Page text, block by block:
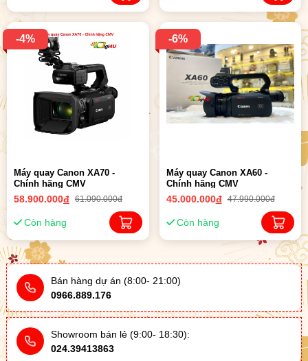
-4%
Máy quay Canon XA70 -
Chính hãng CMV
58.900.000đ 61.090.000đ
Còn hàng
-6%
Máy quay Canon XA60 -
Chính hãng CMV
45.000.000đ 47.990.000đ
Còn hàng
Bán hàng dự án (8:00- 21:00)
0966.889.176
Showroom bán lẻ (9:00- 18:30):
024.39413863